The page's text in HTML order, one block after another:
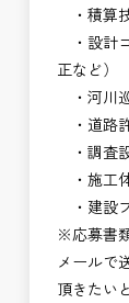
・積算
・設計
正など）
・河川
・道路
・調査
・施工
・建設
※応募書
メールで
頂きたい